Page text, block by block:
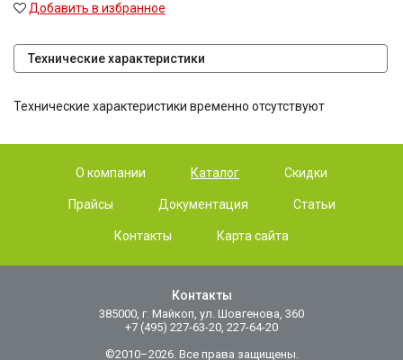
Добавить в избранное
Технические характеристики
Технические характеристики временно отсутствуют
О компании Каталог Скидки
Прайсы Документация Статьи
Контакты Карта сайта
Контакты
385000, г. Майкоп, ул. Шовгенова, 360
+7 (495) 227-63-20, 227-64-20
©2010–2026. Все права защищены.